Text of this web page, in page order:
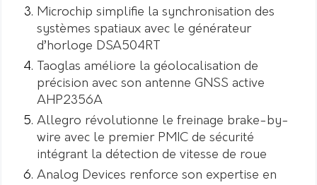
Microchip simplifie la synchronisation des
systèmes spatiaux avec le générateur
d’horloge DSA504RT
Taoglas améliore la géolocalisation de
précision avec son antenne GNSS active
AHP2356A
Allegro révolutionne le freinage brake-by-
wire avec le premier PMIC de sécurité
intégrant la détection de vitesse de roue
Analog Devices renforce son expertise en